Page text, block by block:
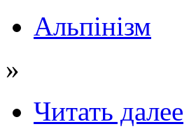
Альпінізм
»
Читать далее